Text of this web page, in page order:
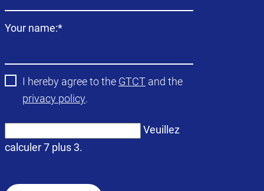
Champ
Your name:*
I hereby agree to the GTCT and the
privacy policy.
Veuillez
calculer 7 plus 3.